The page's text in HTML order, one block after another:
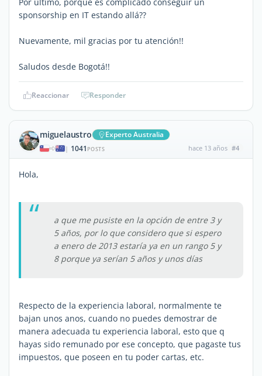
sponsorship en IT estando allá??
Nuevamente, mil gracias por tu atención!!
Saludos desde Bogotá!!
Reaccionar Responder
miguelaustro Experto Australia
| 1041 POSTS hace 13 años #4
Hola,
a que me pusiste en la opción de entre 3 y
5 años, por lo que considero que si espero
a enero de 2013 estaría ya en un rango 5 y
8 porque ya serían 5 años y unos días
Respecto de la experiencia laboral, normalmente te
bajan unos anos, cuando no puedes demostrar de
manera adecuada tu experiencia laboral, esto que q
hayas sido remunado por ese concepto, que pagaste tus
impuestos, que poseen en tu poder cartas, etc.